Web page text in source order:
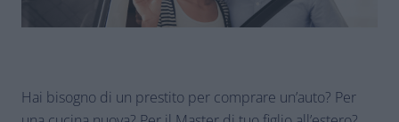
Hai bisogno di un prestito per comprare un’auto? Per